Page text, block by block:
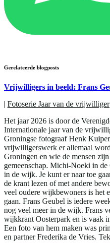
Gerelateerde blogposts
Vrijwilligers in beeld: Frans
| Fotoserie Jaar van de vrijwilliger
Het jaar 2026 is door de
Internationale jaar van de
Groningse fotograaf Henk
vrijwilligerswerk er allemaal
Groningen en wie de mensen
gemeenschap. Michi-Noeki in
in de wijk. Je kunt er naar toe
de krant lezen of met andere
veel oudere wijkbewoners is het
gaan. Frans Geubel is iedere
nog veel meer in de wijk. Frans
wijkkrant Oosterpark en is vaak
Een foto van hem maken was
en partner Frederika de Vries.